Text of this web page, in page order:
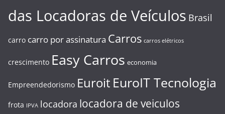
das Locadoras de Veículos Brasil
carro carro por assinatura Carros carros elétricos
crescimento Easy Carros economia
Empreendedorismo Euroit EuroIT Tecnologia
frota IPVA locadora locadora de veiculos